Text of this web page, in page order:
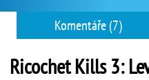
Komentáře (7)
Ricochet Kills 3: